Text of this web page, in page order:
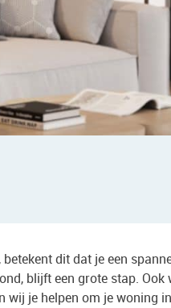
betekent dit dat je een
blijft een grote stap. Ook
wij je helpen om je woning in